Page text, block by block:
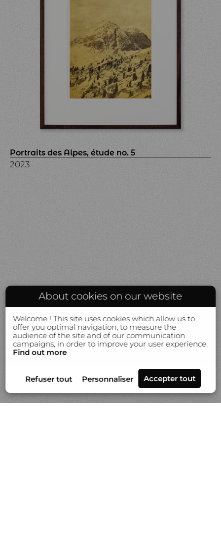
Portraits des Alpes, étude no. 5
2023
About cookies on our website
Welcome ! This site uses cookies which allow us to
offer you optimal navigation, to measure the
audience of the site and of our communication
campaigns, in order to improve your user experience.
Find out more